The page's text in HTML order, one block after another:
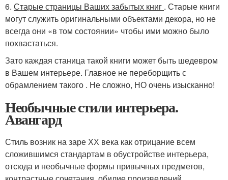
6. Старые страницы Ваших забытых книг . Старые книги
могут служить оригинальными объектами декора, но не
всегда они «в том состоянии» чтобы ими можно было
похвастаться.
Зато каждая станица такой книги может быть шедевром
в Вашем интерьере. Главное не переборщить с
обрамлением такого . Не сложно, НО очень изысканно!
Необычные стили интерьера.
Авангард
Стиль возник на заре ХХ века как отрицание всем
сложившимся стандартам в обустройстве интерьера,
отсюда и необычные формы привычных предметов,